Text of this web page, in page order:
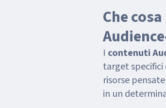
Che
I contenuti
target
risorse
in un